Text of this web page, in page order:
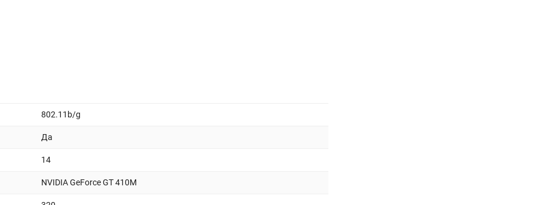
802.11b/g
Да
14
NVIDIA GeForce GT 410M